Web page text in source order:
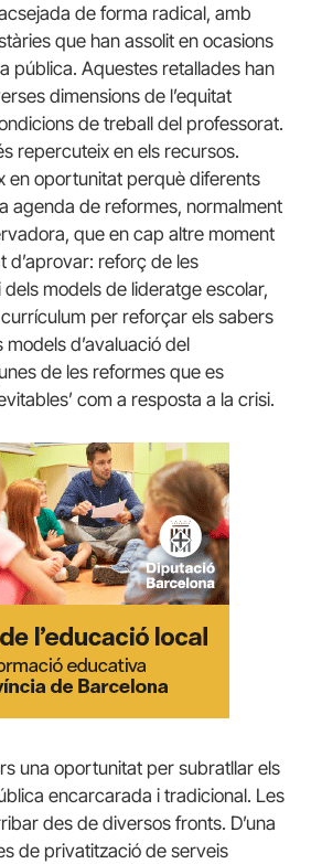
de forma radical, amb
que han assolit en ocasions
pública. Aquestes retallades han
dimensions de l’equitat
de treball del professorat.
repercuteix en els recursos.
en oportunitat perquè diferents
agenda de reformes, normalment
que en cap altre moment
d’aprovar: reforç de les
models de lideratge escolar,
per reforçar els sabers
d’avaluació del
de les reformes que es
com a resposta a la crisi.
una oportunitat per subratllar els
encarcarada i tradicional. Les
des de diversos fronts. D’una
de privatització de serveis